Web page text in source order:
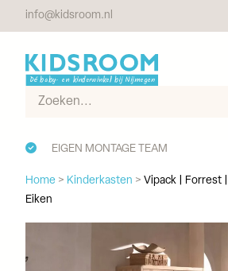
info@kidsroom.nl
EIGEN MONTAGE TEAM
Home > Kinderkasten > Vipack | Forrest |
Eiken